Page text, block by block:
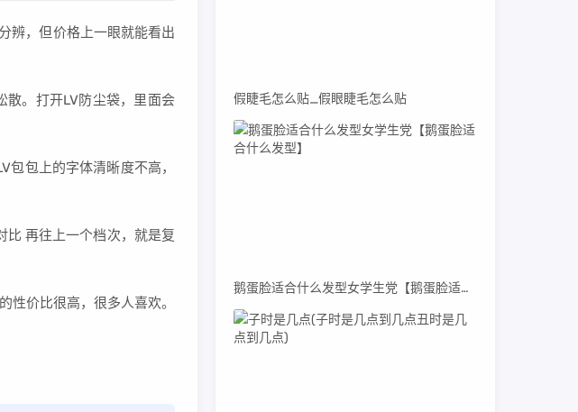
辨，但价格上一眼就能看出
散。打开LV防尘袋，里面会
包上的字体清晰度不高，
比 再往上一个档次，就是复
性价比很高，很多人喜欢。
假睫毛怎么贴_假眼睫毛怎么贴
鹅蛋脸适合什么发型女学生党【鹅蛋脸适合什么发型】